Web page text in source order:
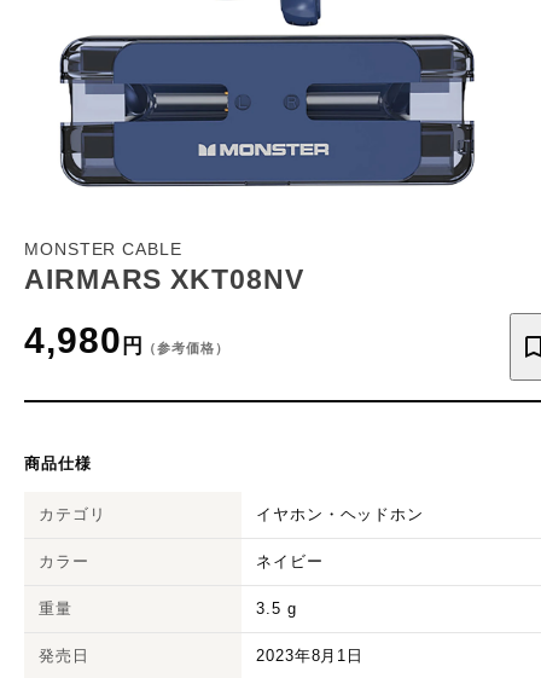
MONSTER CABLE
AIRMARS XKT08NV
4,980 円 （参考価格）
商品仕様
カテゴリ イヤホン・ヘッドホン
カラー ネイビー
重量 3.5 g
発売日 2023年8月1日